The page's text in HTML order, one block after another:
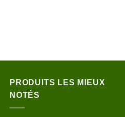
PRODUITS LES MIEUX
NOTÉS